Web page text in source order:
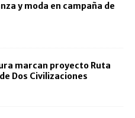
y moda en campaña de
marcan proyecto Ruta
Dos Civilizaciones